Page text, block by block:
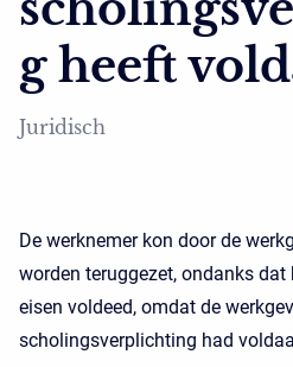
g heeft
Juridisch
De werknemer kon door de
worden teruggezet, ondanks
eisen voldeed, omdat de
scholingsverplichting had